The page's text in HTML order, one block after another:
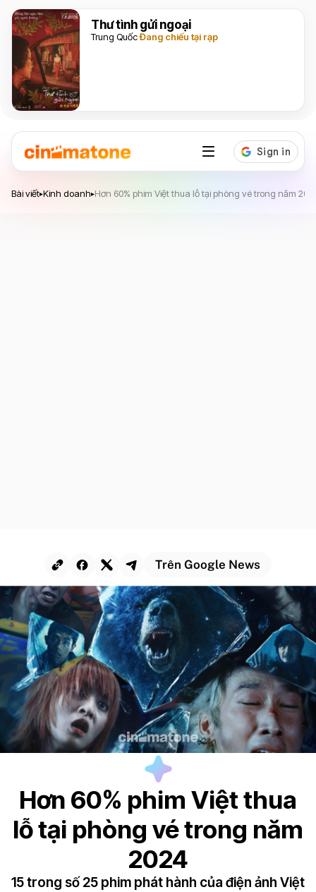
Thư tình gửi ngoại
Trung QuốcĐang chiếu tại rạp
Bài viết▸Kinh doanh▸Hơn 60% phim Việt thua lỗ tại phòng vé trong năm
Trên Google News
Hơn 60% phim Việt thua
lỗ tại phòng vé trong năm
2024
15 trong số 25 phim phát hành của điện ảnh Việt